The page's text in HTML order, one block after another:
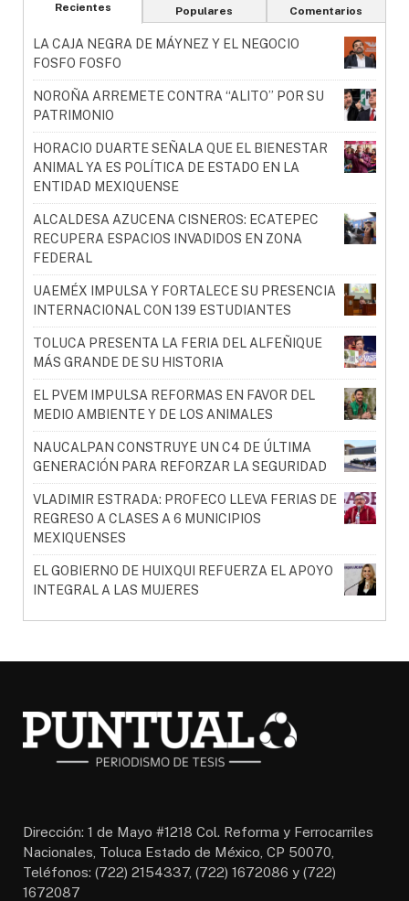
Recientes Populares Comentarios
LA CAJA NEGRA DE MÁYNEZ Y EL NEGOCIO
FOSFO FOSFO
NOROÑA ARREMETE CONTRA “ALITO” POR SU
PATRIMONIO
HORACIO DUARTE SEÑALA QUE EL BIENESTAR
ANIMAL YA ES POLÍTICA DE ESTADO EN LA
ENTIDAD MEXIQUENSE
ALCALDESA AZUCENA CISNEROS: ECATEPEC
RECUPERA ESPACIOS INVADIDOS EN ZONA
FEDERAL
UAEMÉX IMPULSA Y FORTALECE SU PRESENCIA
INTERNACIONAL CON 139 ESTUDIANTES
TOLUCA PRESENTA LA FERIA DEL ALFEÑIQUE
MÁS GRANDE DE SU HISTORIA
EL PVEM IMPULSA REFORMAS EN FAVOR DEL
MEDIO AMBIENTE Y DE LOS ANIMALES
NAUCALPAN CONSTRUYE UN C4 DE ÚLTIMA
GENERACIÓN PARA REFORZAR LA SEGURIDAD
VLADIMIR ESTRADA: PROFECO LLEVA FERIAS DE
REGRESO A CLASES A 6 MUNICIPIOS
MEXIQUENSES
EL GOBIERNO DE HUIXQUI REFUERZA EL APOYO
INTEGRAL A LAS MUJERES
Dirección: 1 de Mayo #1218 Col. Reforma y Ferrocarriles
Nacionales, Toluca Estado de México, CP 50070,
Teléfonos: (722) 2154337, (722) 1672086 y (722)
1672087